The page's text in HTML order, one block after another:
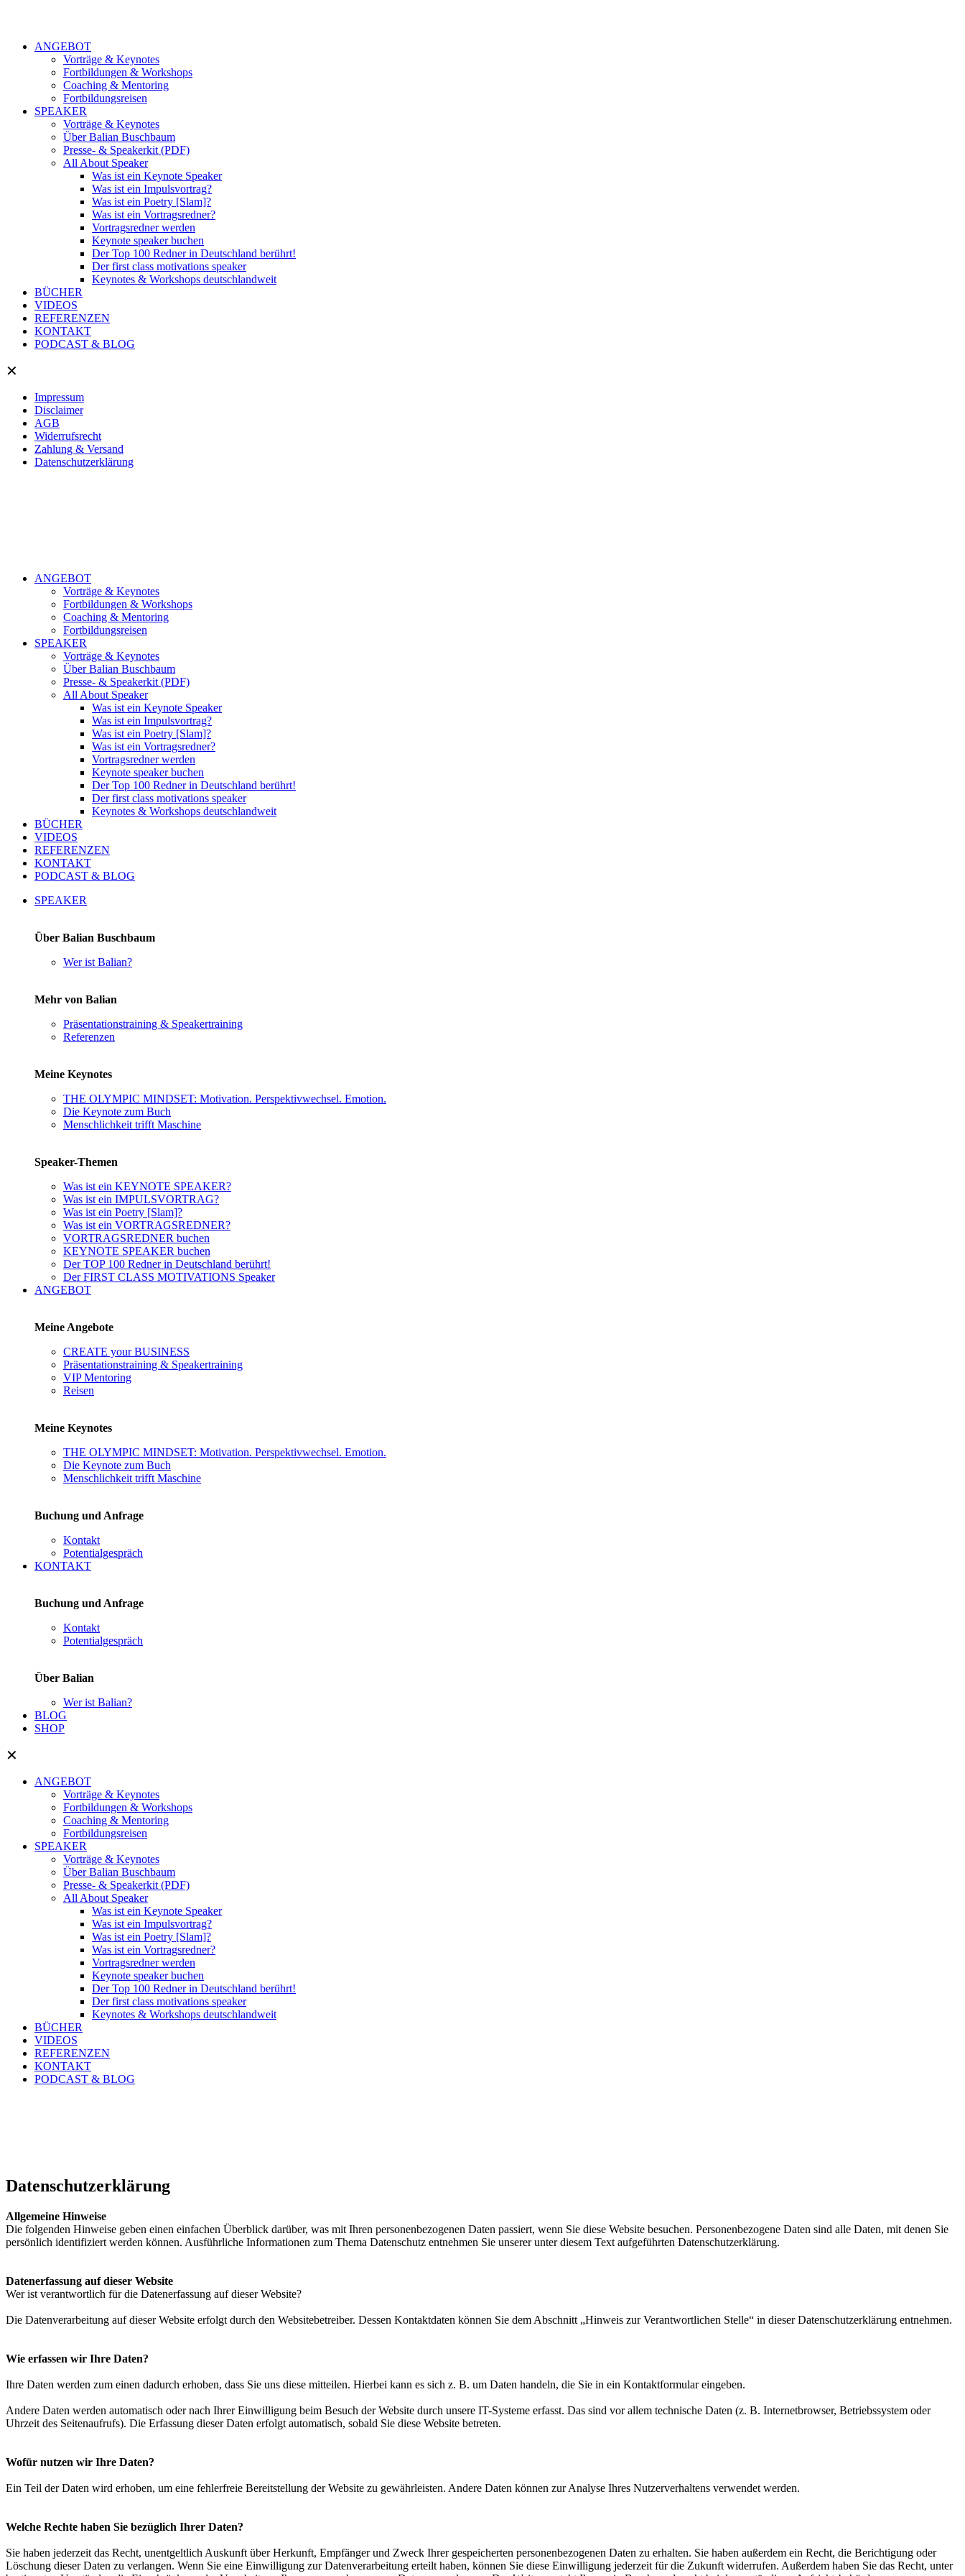
ANGEBOT
Vorträge & Keynotes
Fortbildungen & Workshops
Coaching & Mentoring
Fortbildungsreisen
SPEAKER
Vorträge & Keynotes
Über Balian Buschbaum
Presse- & Speakerkit (PDF)
All About Speaker
Was ist ein Keynote Speaker
Was ist ein Impulsvortrag?
Was ist ein Poetry [Slam]?
Was ist ein Vortragsredner?
Vortragsredner werden
Keynote speaker buchen
Der Top 100 Redner in Deutschland berührt!
Der first class motivations speaker
Keynotes & Workshops deutschlandweit
BÜCHER
VIDEOS
REFERENZEN
KONTAKT
PODCAST & BLOG
✕
Impressum
Disclaimer
AGB
Widerrufsrecht
Zahlung & Versand
Datenschutzerklärung
ANGEBOT
Vorträge & Keynotes
Fortbildungen & Workshops
Coaching & Mentoring
Fortbildungsreisen
SPEAKER
Vorträge & Keynotes
Über Balian Buschbaum
Presse- & Speakerkit (PDF)
All About Speaker
Was ist ein Keynote Speaker
Was ist ein Impulsvortrag?
Was ist ein Poetry [Slam]?
Was ist ein Vortragsredner?
Vortragsredner werden
Keynote speaker buchen
Der Top 100 Redner in Deutschland berührt!
Der first class motivations speaker
Keynotes & Workshops deutschlandweit
BÜCHER
VIDEOS
REFERENZEN
KONTAKT
PODCAST & BLOG
SPEAKER
Über Balian Buschbaum
Wer ist Balian?
Mehr von Balian
Präsentationstraining & Speakertraining
Referenzen
Meine Keynotes
THE OLYMPIC MINDSET: Motivation. Perspektivwechsel. Emotion.
Die Keynote zum Buch
Menschlichkeit trifft Maschine
Speaker-Themen
Was ist ein KEYNOTE SPEAKER?
Was ist ein IMPULSVORTRAG?
Was ist ein Poetry [Slam]?
Was ist ein VORTRAGSREDNER?
VORTRAGSREDNER buchen
KEYNOTE SPEAKER buchen
Der TOP 100 Redner in Deutschland berührt!
Der FIRST CLASS MOTIVATIONS Speaker
ANGEBOT
Meine Angebote
CREATE your BUSINESS
Präsentationstraining & Speakertraining
VIP Mentoring
Reisen
Meine Keynotes
THE OLYMPIC MINDSET: Motivation. Perspektivwechsel. Emotion.
Die Keynote zum Buch
Menschlichkeit trifft Maschine
Buchung und Anfrage
Kontakt
Potentialgespräch
KONTAKT
Buchung und Anfrage
Kontakt
Potentialgespräch
Über Balian
Wer ist Balian?
BLOG
SHOP
✕
ANGEBOT
Vorträge & Keynotes
Fortbildungen & Workshops
Coaching & Mentoring
Fortbildungsreisen
SPEAKER
Vorträge & Keynotes
Über Balian Buschbaum
Presse- & Speakerkit (PDF)
All About Speaker
Was ist ein Keynote Speaker
Was ist ein Impulsvortrag?
Was ist ein Poetry [Slam]?
Was ist ein Vortragsredner?
Vortragsredner werden
Keynote speaker buchen
Der Top 100 Redner in Deutschland berührt!
Der first class motivations speaker
Keynotes & Workshops deutschlandweit
BÜCHER
VIDEOS
REFERENZEN
KONTAKT
PODCAST & BLOG
Datenschutzerklärung
Allgemeine Hinweise
Die folgenden Hinweise geben einen einfachen Überblick darüber, was mit Ihren personenbezogenen Daten passiert, wenn Sie diese Website besuchen. Personenbezogene Daten sind alle Daten, mit denen Sie
persönlich identifiziert werden können. Ausführliche Informationen zum Thema Datenschutz entnehmen Sie unserer unter diesem Text aufgeführten Datenschutzerklärung.
Datenerfassung auf dieser Website
Wer ist verantwortlich für die Datenerfassung auf dieser Website?
Die Datenverarbeitung auf dieser Website erfolgt durch den Websitebetreiber. Dessen Kontaktdaten können Sie dem Abschnitt „Hinweis zur Verantwortlichen Stelle“ in dieser Datenschutzerklärung entnehmen.
Wie erfassen wir Ihre Daten?
Ihre Daten werden zum einen dadurch erhoben, dass Sie uns diese mitteilen. Hierbei kann es sich z. B. um Daten handeln, die Sie in ein Kontaktformular eingeben.
Andere Daten werden automatisch oder nach Ihrer Einwilligung beim Besuch der Website durch unsere IT-Systeme erfasst. Das sind vor allem technische Daten (z. B. Internetbrowser, Betriebssystem oder
Uhrzeit des Seitenaufrufs). Die Erfassung dieser Daten erfolgt automatisch, sobald Sie diese Website betreten.
Wofür nutzen wir Ihre Daten?
Ein Teil der Daten wird erhoben, um eine fehlerfreie Bereitstellung der Website zu gewährleisten. Andere Daten können zur Analyse Ihres Nutzerverhaltens verwendet werden.
Welche Rechte haben Sie bezüglich Ihrer Daten?
Sie haben jederzeit das Recht, unentgeltlich Auskunft über Herkunft, Empfänger und Zweck Ihrer gespeicherten personenbezogenen Daten zu erhalten. Sie haben außerdem ein Recht, die Berichtigung oder
Löschung dieser Daten zu verlangen. Wenn Sie eine Einwilligung zur Datenverarbeitung erteilt haben, können Sie diese Einwilligung jederzeit für die Zukunft widerrufen. Außerdem haben Sie das Recht, unter